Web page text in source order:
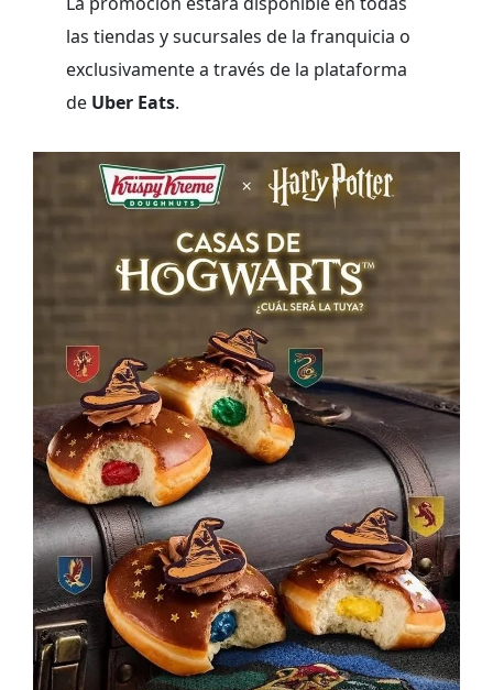
las tiendas y sucursales de la franquicia o
exclusivamente a través de la plataforma
de Uber Eats.